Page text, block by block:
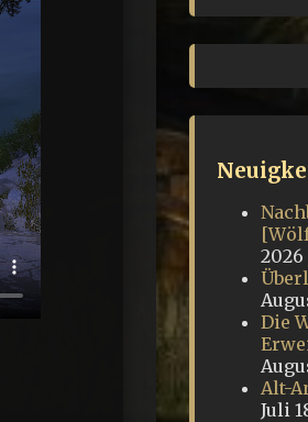
2026
Die
Alt-
Juli